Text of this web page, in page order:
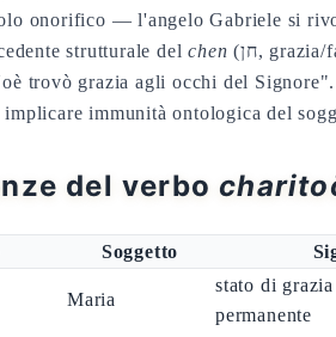
onorifico — l'angelo Gabriele si
strutturale delchen (חן, grazia/favore) di Noè in
trovò grazia agli occhi del
immunità ontologica del
del verbo
Soggetto
Maria
stato di
permanente